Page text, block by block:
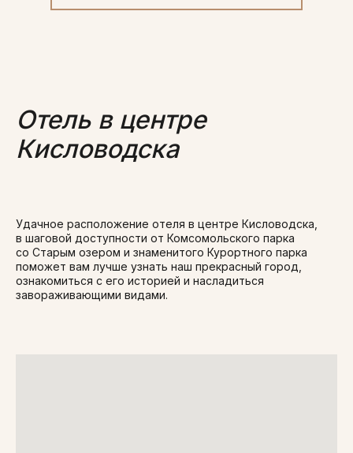
Отель в центре
Кисловодска
Удачное расположение отеля в центре Кисловодска,
в шаговой доступности от Комсомольского парка
со Старым озером и знаменитого Курортного парка
поможет вам лучше узнать наш прекрасный город,
ознакомиться с его историей и насладиться
завораживающими видами.